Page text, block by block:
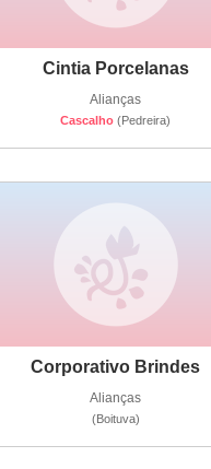
Cintia Porcelanas
Alianças
Cascalho (Pedreira)
Corporativo Brindes
Alianças
(Boituva)